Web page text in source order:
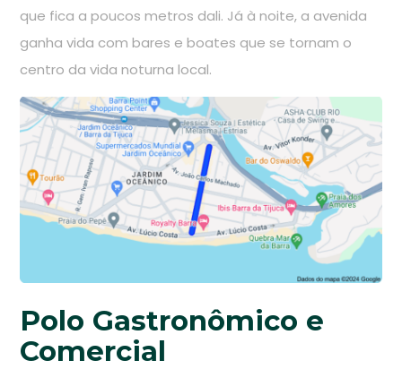
que fica a poucos metros dali. Já à noite, a avenida
ganha vida com bares e boates que se tornam o
centro da vida noturna local.
Polo Gastronômico e
Comercial